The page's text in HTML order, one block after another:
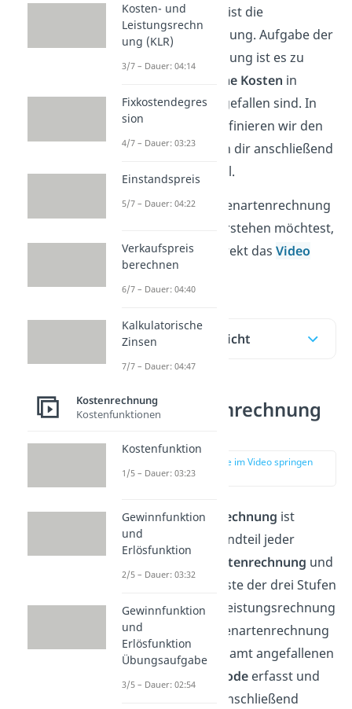
Kostenrechnung
ist die
Kostenartenrechnung. Aufgabe der
Kostenartenrechnung ist es zu
welche Kosten in
welcher Höheangefallen sind. In
diesem Beitrag definieren wir den
Begriff und zeigen dir anschließend
ein Rechenbeispiel.
Wenn du die Kostenartenrechnung
noch schneller verstehen möchtest,
dann schau dir direkt das Video
dazu an!
Inhaltsübersicht
Kostenartenrechnung
zur Stelle im Video springen
(00:14)
DieKostenartenrechnung ist
ein zentrale Bestandteil jeder
betrieblichen Kostenrechnung und
gleichzeitig die erste der drei Stufen
der Kosten- und Leistungsrechnung
(KLR). In der Kostenartenrechnung
werden die insgesamt angefallenen
Kosten einer Periodeerfasst und
die Kostenarten anschließend
Kosten- und
Leistungsrechn
ung (KLR)
3/7 – Dauer: 04:14
Fixkostendegres
sion
4/7 – Dauer: 03:23
Einstandspreis
5/7 – Dauer: 04:22
Verkaufspreis
berechnen
6/7 – Dauer: 04:40
Kalkulatorische
Zinsen
7/7 – Dauer: 04:47
Kostenrechnung
Kostenfunktionen
Kostenfunktion
1/5 – Dauer: 03:23
Gewinnfunktion
und
Erlösfunktion
2/5 – Dauer: 03:32
Gewinnfunktion
und
Erlösfunktion
Übungsaufgabe
3/5 – Dauer: 02:54